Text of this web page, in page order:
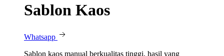
Sablon Kaos
Whatsapp
Sablon kaos manual berkualitas tinggi, hasil yang